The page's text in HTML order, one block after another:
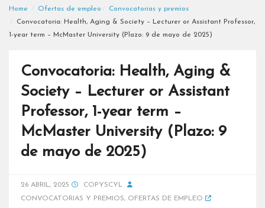
Home Ofertas de empleo
Convocatorias y premios
Convocatoria: Health, Aging & Society – Lecturer or Assistant Professor,
1-year term – McMaster University (Plazo: 9 de mayo de 2025)
Convocatoria: Health, Aging &
Society – Lecturer or Assistant
Professor, 1-year term –
McMaster University (Plazo: 9
de mayo de 2025)
26 ABRIL, 2025
COPYSCYL
CONVOCATORIAS Y PREMIOS, OFERTAS DE EMPLEO